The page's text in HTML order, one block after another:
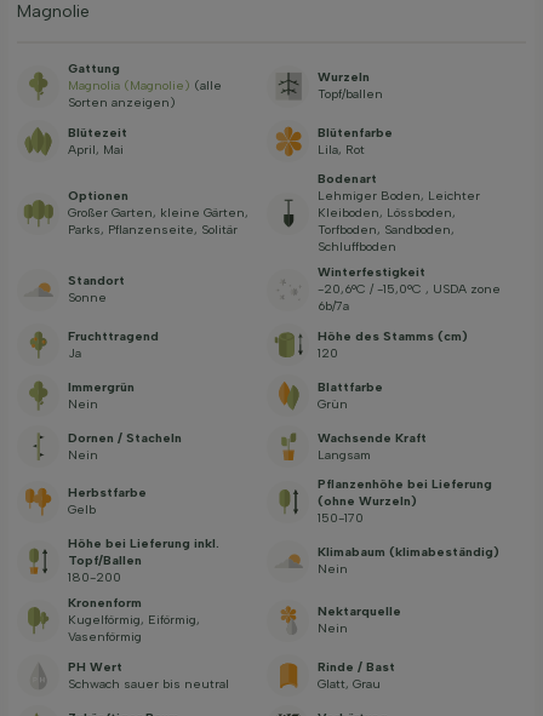
Magnolie
Gattung
Magnolia (Magnolie) (alle
Sorten anzeigen)
Wurzeln
Topf/ballen
Blütezeit
April, Mai
Blütenfarbe
Lila, Rot
Optionen
Großer Garten, kleine Gärten,
Parks, Pflanzenseite, Solitär
Bodenart
Lehmiger Boden, Leichter
Kleiboden, Lössboden,
Torfboden, Sandboden,
Schluffboden
Standort
Sonne
Winterfestigkeit
-20,6°C / -15,0°C , USDA zone
6b/7a
Fruchttragend
Ja
Höhe des Stamms (cm)
120
Immergrün
Nein
Blattfarbe
Grün
Dornen / Stacheln
Nein
Wachsende Kraft
Langsam
Herbstfarbe
Gelb
Pflanzenhöhe bei Lieferung
(ohne Wurzeln)
150-170
Höhe bei Lieferung inkl.
Topf/Ballen
180-200
Klimabaum (klimabeständig)
Nein
Kronenform
Kugelförmig, Eiförmig,
Vasenförmig
Nektarquelle
Nein
PH Wert
Schwach sauer bis neutral
Rinde / Bast
Glatt, Grau